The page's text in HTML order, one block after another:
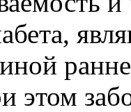
этом